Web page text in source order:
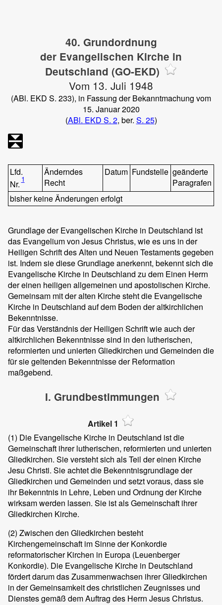
40. Grundordnung
der Evangelischen Kirche in
Deutschland (GO-EKD)
Vom 13. Juli 1948
(ABl. EKD S. 233), in Fassung der Bekanntmachung vom
15. Januar 2020
(ABl. EKD S. 2, ber. S. 25)
Lfd.
Nr. 1
Änderndes
Recht
Datum Fundstelle geänderte
Paragrafen
bisher keine Änderungen erfolgt
Grundlage der Evangelischen Kirche in Deutschland ist
das Evangelium von Jesus Christus, wie es uns in der
Heiligen Schrift des Alten und Neuen Testaments gegeben
ist. Indem sie diese Grundlage anerkennt, bekennt sich die
Evangelische Kirche in Deutschland zu dem Einen Herrn
der einen heiligen allgemeinen und apostolischen Kirche.
Gemeinsam mit der alten Kirche steht die Evangelische
Kirche in Deutschland auf dem Boden der altkirchlichen
Bekenntnisse.
Für das Verständnis der Heiligen Schrift wie auch der
altkirchlichen Bekenntnisse sind in den lutherischen,
reformierten und unierten Gliedkirchen und Gemeinden die
für sie geltenden Bekenntnisse der Reformation
maßgebend.
I. Grundbestimmungen
Artikel 1
(1) Die Evangelische Kirche in Deutschland ist die
Gemeinschaft ihrer lutherischen, reformierten und unierten
Gliedkirchen. Sie versteht sich als Teil der einen Kirche
Jesu Christi. Sie achtet die Bekenntnisgrundlage der
Gliedkirchen und Gemeinden und setzt voraus, dass sie
ihr Bekenntnis in Lehre, Leben und Ordnung der Kirche
wirksam werden lassen. Sie ist als Gemeinschaft ihrer
Gliedkirchen Kirche.
(2) Zwischen den Gliedkirchen besteht
Kirchengemeinschaft im Sinne der Konkordie
reformatorischer Kirchen in Europa (Leuenberger
Konkordie). Die Evangelische Kirche in Deutschland
fördert darum das Zusammenwachsen ihrer Gliedkirchen
in der Gemeinsamkeit des christlichen Zeugnisses und
Dienstes gemäß dem Auftrag des Herrn Jesus Christus.